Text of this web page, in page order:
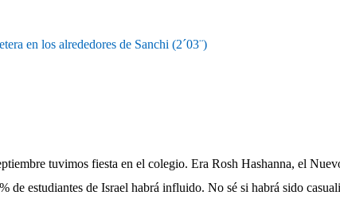
en los alrededores de Sanchi (2´03¨)
tuvimos fiesta en el colegio. Era Rosh Hashanna, el
de estudiantes de Israel habrá influido. No sé si habrá sido